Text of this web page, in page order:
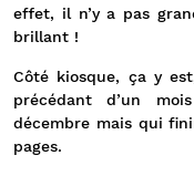
effet, il n’y a pas
brillant !
Côté kiosque, ça y
précédant d’un
décembre mais qui
pages.